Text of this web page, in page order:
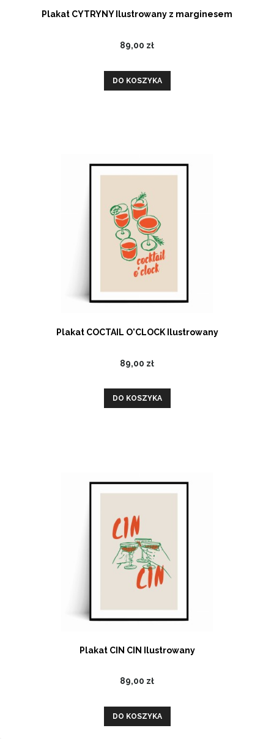
Plakat CYTRYNY Ilustrowany z marginesem
89,00 zł
DO KOSZYKA
Plakat COCTAIL O'CLOCK Ilustrowany
89,00 zł
DO KOSZYKA
Plakat CIN CIN Ilustrowany
89,00 zł
DO KOSZYKA